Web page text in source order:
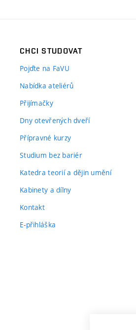
CHCI STUDOVAT
Pojďte na FaVU
Nabídka ateliérů
Přijímačky
Dny otevřených dveří
Přípravné kurzy
Studium bez bariér
Katedra teorií a dějin umění
Kabinety a dílny
Kontakt
E-přihláška